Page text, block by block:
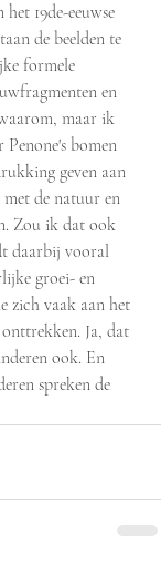
19de-eeuwse
de beelden te
formele
en
maar ik
bomen
geven aan
de natuur en
Zou ik dat ook
daarbij vooral
groei- en
zich vaak aan het
Ja, dat
ook. En
spreken de